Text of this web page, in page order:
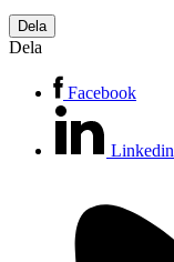
Dela
Dela
Facebook
Linkedin